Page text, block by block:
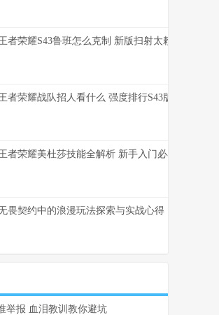
者荣耀S43鲁班怎么克制 新版扫射太赖了这些英
者荣耀战队招人看什么 强度排行S43版本上分密
者荣耀美杜莎技能全解析 新手入门必看教学
畏契约中的浪漫玩法探索与实战心得
举报 血泪教训教你避坑